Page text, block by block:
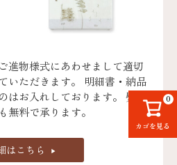
カゴを見る
0
進物様式にあわせまして適切
いただきます。 明細書・納品
お入れしております。 熨
無料で承ります。
はこちら